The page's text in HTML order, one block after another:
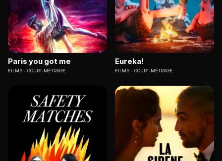
Paris you got me
FILMS COURT-MÉTRAGE
Eureka!
FILMS COURT-MÉTRAGE